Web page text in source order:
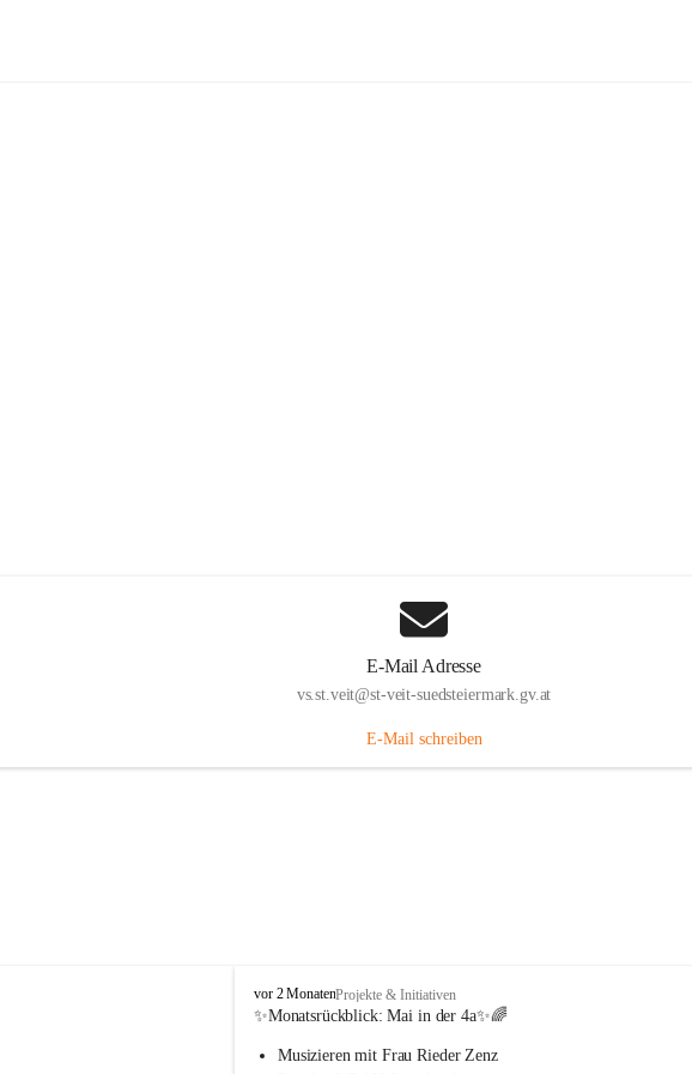
E-Mail Adresse
vs.st.veit@st-veit-suedsteiermark.gv.at
E-Mail schreiben
V
o
k
vor 2 MonatenProjekte & Initiativen
✨Monatsrückblick: Mai in der 4a✨🌈
Musizieren mit Frau Rieder Zenz